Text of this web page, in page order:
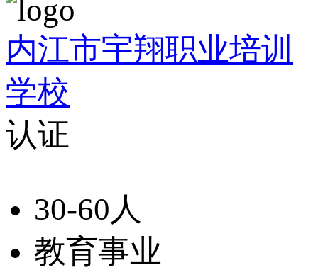
内江市宇翔职业培训
学校
认证
30-60人
教育事业